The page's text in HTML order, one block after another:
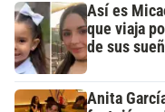
Así es
que viaja
de sus
Anita